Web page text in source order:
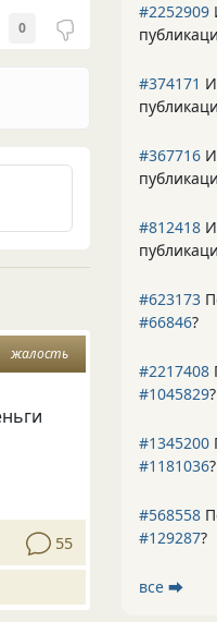
0
жалость
55
#2252909
#374171
#367716
#812418
#623173
#66846?
#2217408
#1045829?
#1345200
#1181036?
#568558
#129287?
все ⮕